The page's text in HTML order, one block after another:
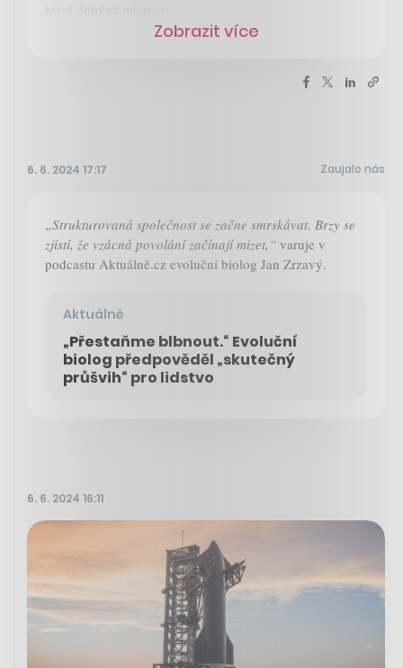
Zobrazit více
6. 6. 2024 17:17 Zaujalo nás
„Strukturovaná společnost se začne smrskávat. Brzy se
zjistí, že vzácná povolání začínají mizet,“ varuje v
podcastu Aktuálně.cz evoluční biolog Jan Zrzavý.
Aktuálně
„Přestaňme blbnout.“ Evoluční
biolog předpověděl „skutečný
průšvih“ pro lidstvo
6. 6. 2024 16:11